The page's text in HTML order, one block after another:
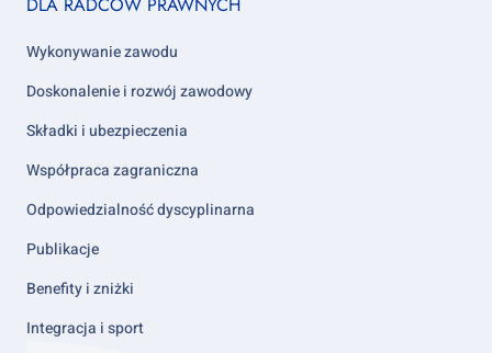
2
DLA RADCÓW PRAWNYCH
Wykonywanie zawodu
Doskonalenie i rozwój zawodowy
Składki i ubezpieczenia
Współpraca zagraniczna
Odpowiedzialność dyscyplinarna
Publikacje
Benefity i zniżki
Integracja i sport